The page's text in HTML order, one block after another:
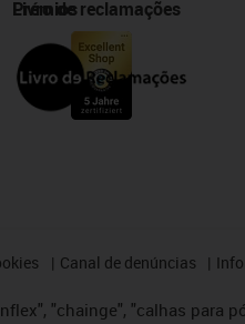
Prémios
Livro de reclamações
Canal de denúncias
"chainge", "calhas para